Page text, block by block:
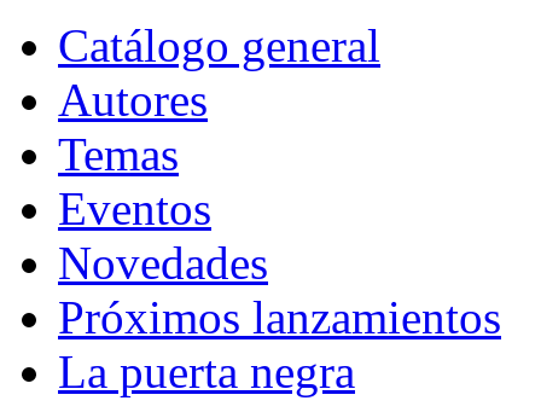
Catálogo general
Autores
Temas
Eventos
Novedades
Próximos lanzamientos
La puerta negra